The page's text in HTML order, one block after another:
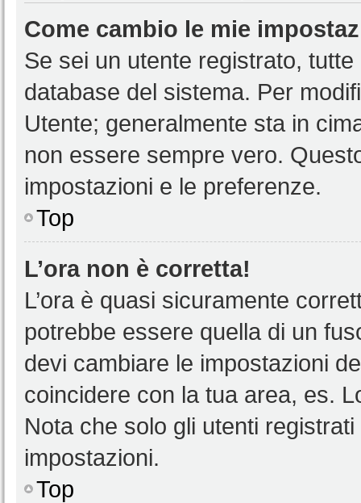
Come cambio le mie
Se sei un utente registrato,
database del sistema. Per
Utente; generalmente sta in
non essere sempre vero.
impostazioni e le preferenze.
Top
L’ora non è corretta!
L’ora è quasi sicuramente
potrebbe essere quella di un
devi cambiare le impostazioni
coincidere con la tua area, es.
Nota che solo gli utenti
impostazioni.
Top